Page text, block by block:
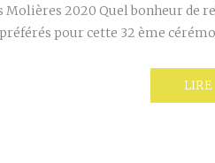
Molières 2020 Quel bonheur de
pour cette 32 ème
LIRE